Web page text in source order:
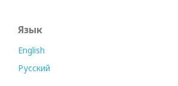
Язык
English
Русский